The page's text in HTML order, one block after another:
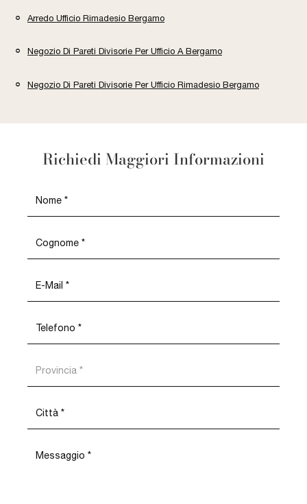
Arredo Ufficio Rimadesio Bergamo
Negozio Di Pareti Divisorie Per Ufficio A Bergamo
Negozio Di Pareti Divisorie Per Ufficio Rimadesio Bergamo
Richiedi Maggiori Informazioni